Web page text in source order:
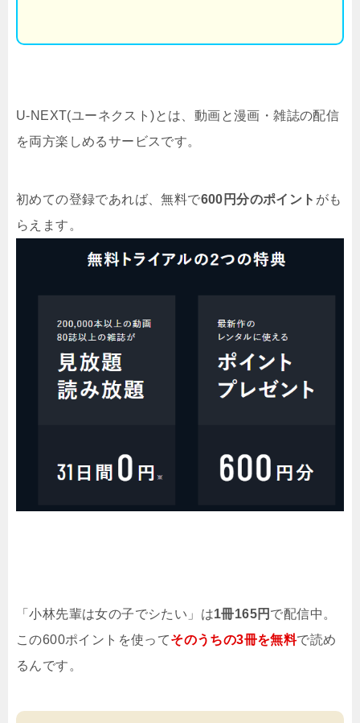
U-NEXT(ユーネクスト)とは、動画と漫画・雑誌の配信
を両方楽しめるサービスです。
初めての登録であれば、無料で600円分のポイント がも
らえます。
「小林先輩は女の子でシたい」は1冊165円 で配信中。
この600ポイントを使ってそのうちの3冊を無料で読め
るんです。